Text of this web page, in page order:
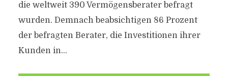
die weltweit 390 Vermögensberater befragt
wurden. Demnach beabsichtigen 86 Prozent
der befragten Berater, die Investitionen ihrer
Kunden in...